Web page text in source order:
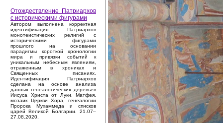
Отождествление Патриархов
с историческими фигурами
Автором выполнена корректная
идентификация Патриархов
монотеистических религий с
историческими фигурами
прошлого на основании
парадигмы короткой хронологии
мира и привязки событий к
уникальным небесным явлениям,
отраженным в хрониках и
Священных писаниях.
Идентификация Патриархов
сделана на основе анализа
данных генеалогических деревьев
Иисуса Христа от Луки, Матфея,
мозаик Церкви Хора, генеалогии
Пророка Мухаммеда и списков
царей Великой Болгарии. 21.07–
27.08.2020.